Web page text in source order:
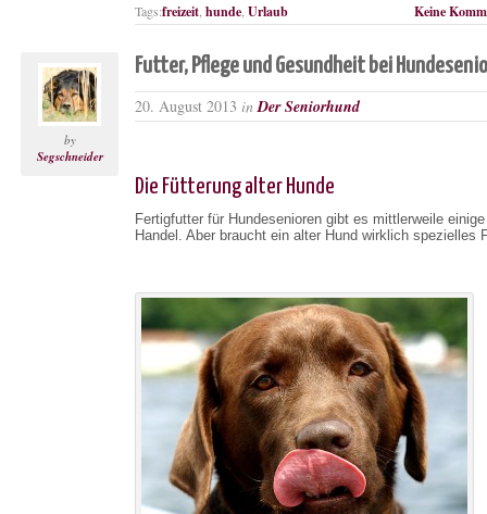
Tags:freizeit hunde Urlaub Keine
by
Segschneider
Futter, Pflege und Gesundheit bei
20. August 2013 in Der Seniorhund
Die Fütterung alter Hunde
Fertigfutter für Hundesenioren gibt es mittlerweile
Handel. Aber braucht ein alter Hund wirklich spezielles